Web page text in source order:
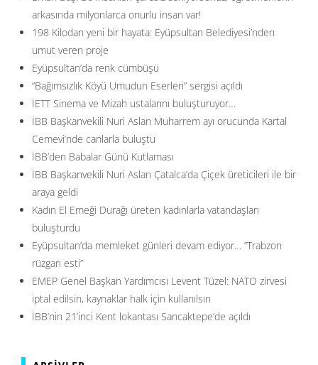
arkasında milyonlarca onurlu insan var!
198 Kilodan yeni bir hayata: Eyüpsultan Belediyesi’nden
umut veren proje
Eyüpsultan’da renk cümbüşü
“Bağımsızlık Köyü Umudun Eserleri” sergisi açıldı
İETT Sinema ve Mizah ustalarını buluşturuyor…
İBB Başkanvekili Nuri Aslan Muharrem ayı orucunda Kartal
Cemevi’nde canlarla buluştu
İBB’den Babalar Günü Kutlaması
İBB Başkanvekili Nuri Aslan Çatalca’da Çiçek üreticileri ile bir
araya geldi
Kadın El Emeği Durağı üreten kadınlarla vatandaşları
buluşturdu
Eyüpsultan’da memleket günleri devam ediyor… ”Trabzon
rüzgarı esti”
EMEP Genel Başkan Yardımcısı Levent Tüzel: NATO zirvesi
iptal edilsin, kaynaklar halk için kullanılsın
İBB’nin 21’inci Kent lokantası Sancaktepe’de açıldı